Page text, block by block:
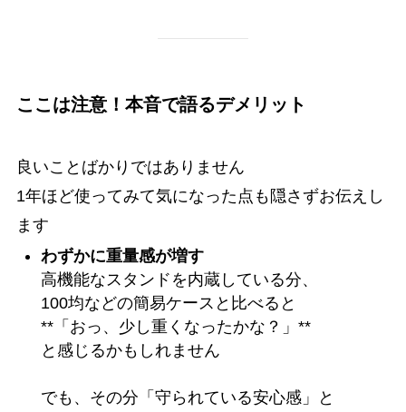
ここは注意！本音で語るデメリット
良いことばかりではありません
1年ほど使ってみて気になった点も隠さずお伝えし
ます
わずかに重量感が増す
高機能なスタンドを内蔵している分、
100均などの簡易ケースと比べると
**「おっ、少し重くなったかな？」**
と感じるかもしれません
でも、その分「守られている安心感」と